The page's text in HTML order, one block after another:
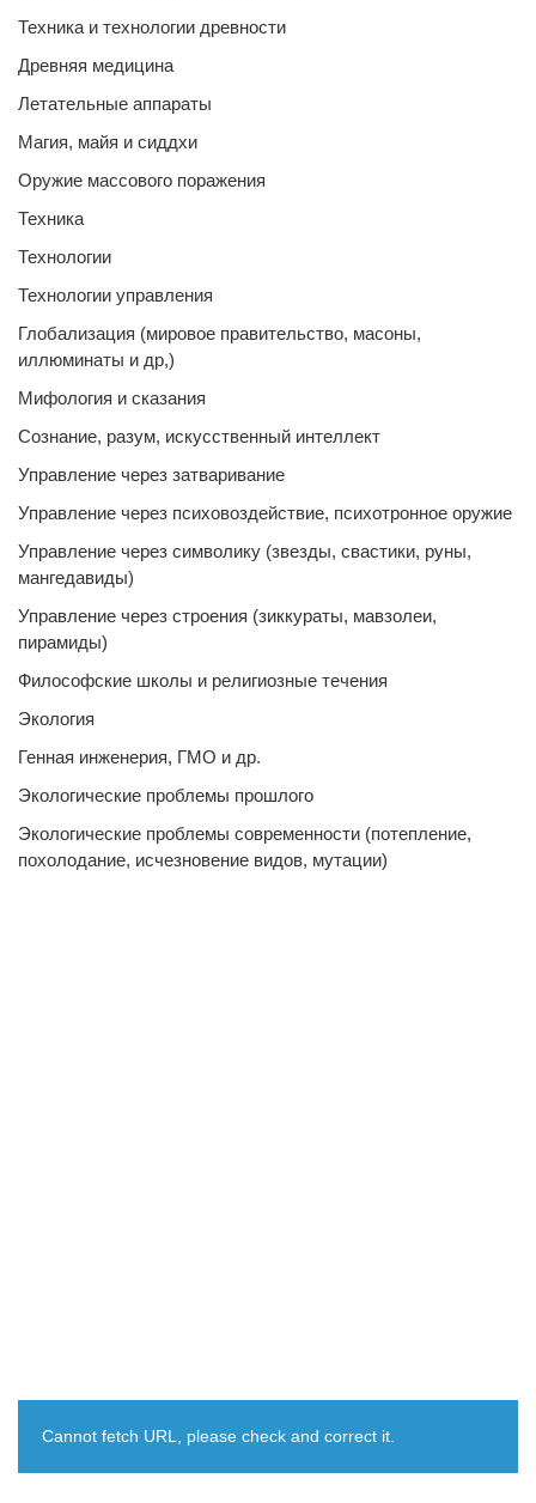
Техника и технологии древности
Древняя медицина
Летательные аппараты
Магия, майя и сиддхи
Оружие массового поражения
Техника
Технологии
Технологии управления
Глобализация (мировое правительство, масоны,
иллюминаты и др,)
Мифология и сказания
Сознание, разум, искусственный интеллект
Управление через затваривание
Управление через психовоздействие, психотронное оружие
Управление через символику (звезды, свастики, руны,
мангедавиды)
Управление через строения (зиккураты, мавзолеи,
пирамиды)
Философские школы и религиозные течения
Экология
Генная инженерия, ГМО и др.
Экологические проблемы прошлого
Экологические проблемы современности (потепление,
похолодание, исчезновение видов, мутации)
Cannot fetch URL, please check and correct it.